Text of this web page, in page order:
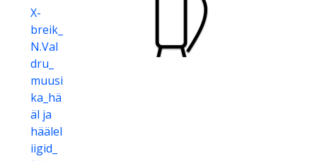
X-
breik_
N.Val
dru_
muusi
ka_hä
äl ja
häälel
iigid_